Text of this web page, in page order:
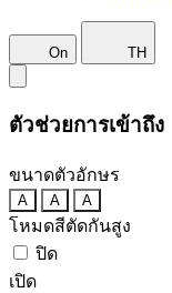
On TH
ตัวช่วยการเข้าถึง
ขนาดตัวอักษร
A A A
โหมดสีตัดกันสูง
ปิด
เปิด